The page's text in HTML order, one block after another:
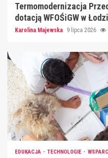
Termomodernizacja
dotacją WFOŚiGW w Łodzi
Karolina Majewska 9 lipca 2026
EDUKACJA TECHNOLOGIE